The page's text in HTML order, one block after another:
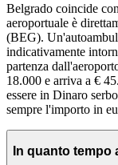
Belgrado coincide
aeroportuale è
(BEG).
indicativamente
partenza
18.000 e arriva a €
essere in Dinaro
sempre l'importo in
In quanto tempo